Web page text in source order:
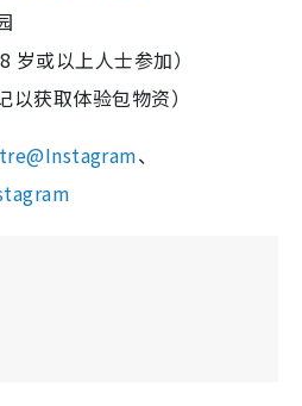
岁或以上人士参加）
获取体验包物资）
、